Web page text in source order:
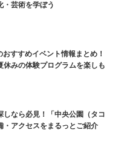
・芸術を学ぼう
おすすめイベント情報まとめ！
休みの体験プログラムを楽しも
しなら必見！「中央公園（タコ
・アクセスをまるっとご紹介